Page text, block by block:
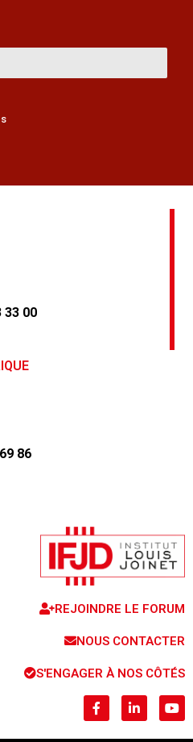
33 00
86
REJOINDRE LE FORUM
NOUS CONTACTER
S'ENGAGER À NOS CÔTÉS